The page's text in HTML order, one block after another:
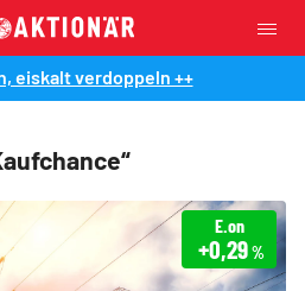
eiskalt verdoppeln ++
E.on
+0,29%